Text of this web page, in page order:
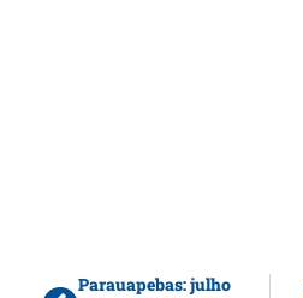
Parauapebas: julho